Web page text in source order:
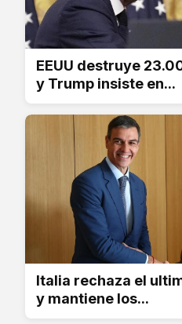
EEUU destruye
y Trump insiste en...
Italia rechaza el
y mantiene los...